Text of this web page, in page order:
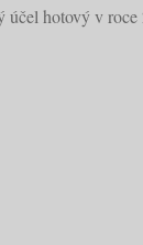
hotový v